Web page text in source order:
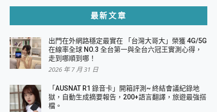
最新文章
出門在外網路穩定最實在 「台灣大哥大」榮獲 4G/5G
在線率全球 NO.3 全台第一與全台六冠王實測心得，
走到哪順到哪！
2026 年 7 月 31 日
「AUSNAT R1 錄音卡」開箱評測~ 終結會議紀錄地
獄，自動生成摘要報告，200+語言翻譯，旅遊最強搭
檔。